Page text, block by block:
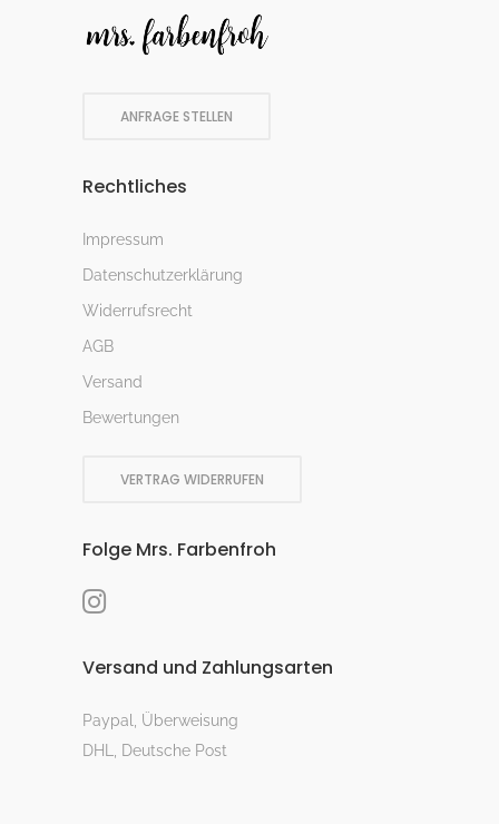
ANFRAGE STELLEN
Rechtliches
Impressum
Datenschutzerklärung
Widerrufsrecht
AGB
Versand
Bewertungen
VERTRAG WIDERRUFEN
Folge Mrs. Farbenfroh
Versand und Zahlungsarten
Paypal, Überweisung
DHL, Deutsche Post